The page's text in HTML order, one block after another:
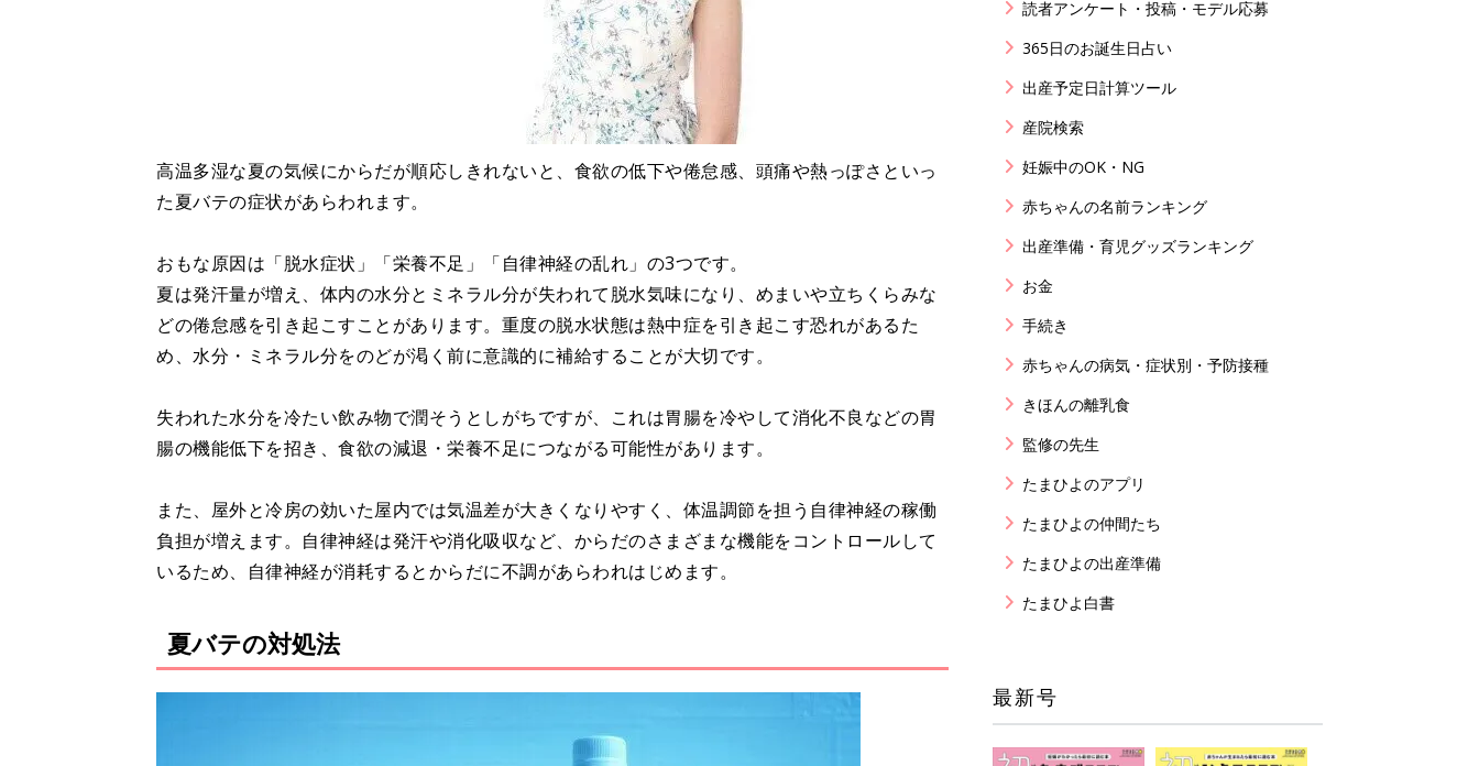
高温多湿な夏の気候にからだが順応しきれないと、食欲の低下や倦怠感、頭痛や熱っぽさといっ
た夏バテの症状があらわれます。
おもな原因は「脱水症状」「栄養不足」「自律神経の乱れ」の3つです。
夏は発汗量が増え、体内の水分とミネラル分が失われて脱水気味になり、めまいや立ちくらみな
どの倦怠感を引き起こすことがあります。重度の脱水状態は熱中症を引き起こす恐れがあるた
め、水分・ミネラル分をのどが渇く前に意識的に補給することが大切です。
失われた水分を冷たい飲み物で潤そうとしがちですが、これは胃腸を冷やして消化不良などの胃
腸の機能低下を招き、食欲の減退・栄養不足につながる可能性があります。
また、屋外と冷房の効いた屋内では気温差が大きくなりやすく、体温調節を担う自律神経の稼働
負担が増えます。自律神経は発汗や消化吸収など、からだのさまざまな機能をコントロールして
いるため、自律神経が消耗するとからだに不調があらわれはじめます。
夏バテの対処法
読者アンケート・投稿・モデル応募
365日のお誕生日占い
出産予定日計算ツール
産院検索
妊娠中のOK・NG
赤ちゃんの名前ランキング
出産準備・育児グッズランキング
お金
手続き
赤ちゃんの病気・症状別・予防接種
きほんの離乳食
監修の先生
たまひよのアプリ
たまひよの仲間たち
たまひよの出産準備
たまひよ白書
最新号